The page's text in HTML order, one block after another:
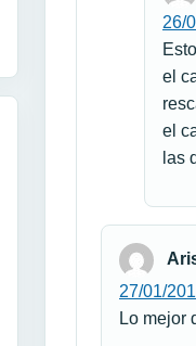
26/
el
el
las
27/01/
Lo mejor